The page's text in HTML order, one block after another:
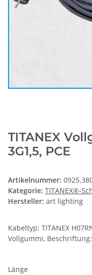
TITANEX
3G1,5, PCE
Artikelnummer:
Kategorie: TITANEX®-
Hersteller: art lighting
Kabeltyp: TITANEX
Vollgummi,
Länge